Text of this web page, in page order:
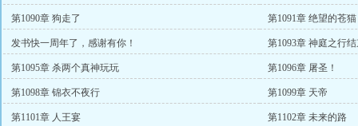
第1090章 狗走了 第1091章 绝望的苍猫
发书快一周年了，感谢有你！ 第1093章 神庭之行
第1095章 杀两个真神玩玩 第1096章 屠圣！
第1098章 锦衣不夜行 第1099章 天帝
第1101章 人王宴 第1102章 未来的路